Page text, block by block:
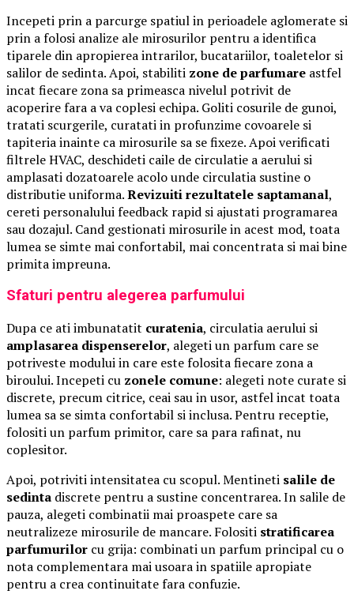
Incepeti prin a parcurge spatiul in perioadele aglomerate si
prin a folosi analize ale mirosurilor pentru a identifica
tiparele din apropierea intrarilor, bucatariilor, toaletelor si
salilor de sedinta. Apoi, stabiliti zone de parfumare astfel
incat fiecare zona sa primeasca nivelul potrivit de
acoperire fara a va coplesi echipa. Goliti cosurile de gunoi,
tratati scurgerile, curatati in profunzime covoarele si
tapiteria inainte ca mirosurile sa se fixeze. Apoi verificati
filtrele HVAC, deschideti caile de circulatie a aerului si
amplasati dozatoarele acolo unde circulatia sustine o
distributie uniforma.Revizuiti rezultatele saptamanal,
cereti personalului feedback rapid si ajustati programarea
sau dozajul. Cand gestionati mirosurile in acest mod, toata
lumea se simte mai confortabil, mai concentrata si mai bine
primita impreuna.
Sfaturi pentru alegerea parfumului
Dupa ce ati imbunatatit curatenia, circulatia aerului si
amplasarea dispenserelor, alegeti un parfum care se
potriveste modului in care este folosita fiecare zona a
biroului. Incepeti cu zonele comune: alegeti note curate si
discrete, precum citrice, ceai sau in usor, astfel incat toata
lumea sa se simta confortabil si inclusa. Pentru receptie,
folositi un parfum primitor, care sa para rafinat, nu
coplesitor.
Apoi, potriviti intensitatea cu scopul. Mentineti salile de
sedinta discrete pentru a sustine concentrarea. In salile de
pauza, alegeti combinatii mai proaspete care sa
neutralizeze mirosurile de mancare. Folositi stratificarea
parfumurilor cu grija: combinati un parfum principal cu o
nota complementara mai usoara in spatiile apropiate
pentru a crea continuitate fara confuzie.